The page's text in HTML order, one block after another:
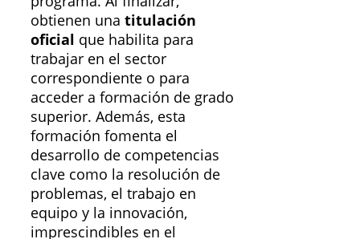
obtienen una titulación
oficial que habilita para
trabajar en el sector
correspondiente o para
acceder a formación de grado
superior. Además, esta
formación fomenta el
desarrollo de competencias
clave como la resolución de
problemas, el trabajo en
equipo y la innovación,
imprescindibles en el